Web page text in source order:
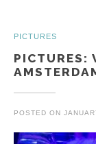
PICTURES
PICTURES:
POSTED ON